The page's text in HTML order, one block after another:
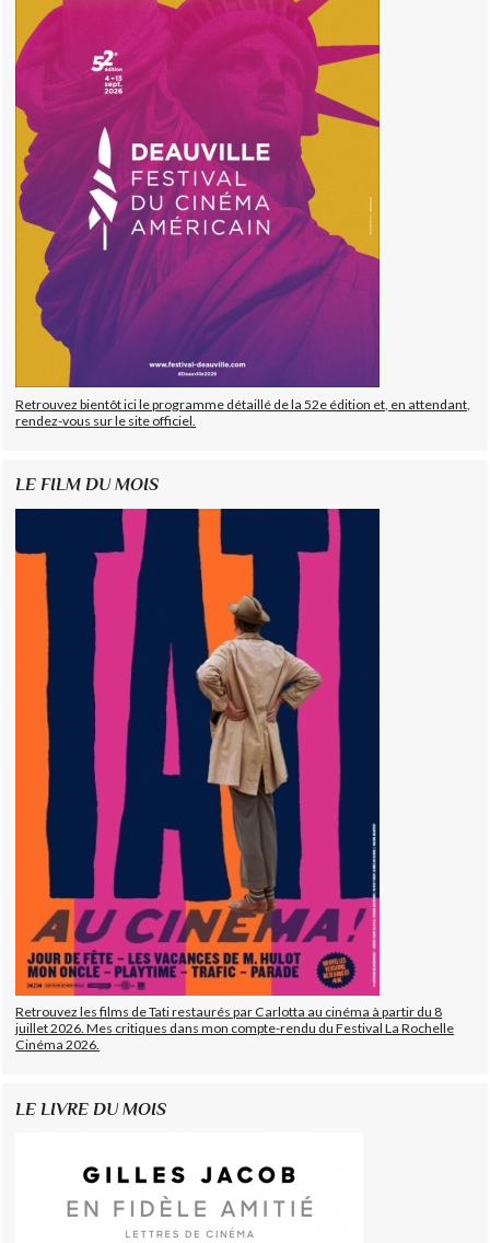
Retrouvez bientôt ici le programme détaillé de la 52e édition et, en attendant,
rendez-vous sur le site officiel.
LE FILM DU MOIS
Retrouvez les films de Tati restaurés par Carlotta au cinéma à partir du 8
juillet 2026. Mes critiques dans mon compte-rendu du Festival La Rochelle
Cinéma 2026.
LE LIVRE DU MOIS